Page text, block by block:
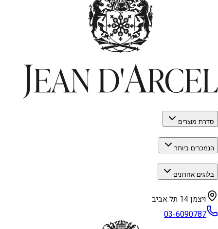
סדרת מוצרים
הנמכרים ביותר
בלוגים אחרונים
ויצמן 14 תל אביב
03-6090787